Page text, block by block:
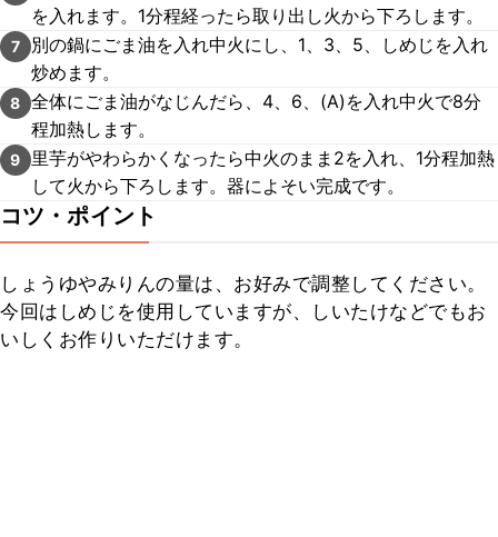
を入れます。1分程経ったら取り出し火から下ろします。
7
別の鍋にごま油を入れ中火にし、1、3、5、しめじを入れ
炒めます。
8 全体にごま油がなじんだら、4、6、(A)を入れ中火で8分
程加熱します。
9
里芋がやわらかくなったら中火のまま2を入れ、1分程加熱
して火から下ろします。器によそい完成です。
コツ・ポイント
しょうゆやみりんの量は、お好みで調整してください。
今回はしめじを使用していますが、しいたけなどでもお
いしくお作りいただけます。